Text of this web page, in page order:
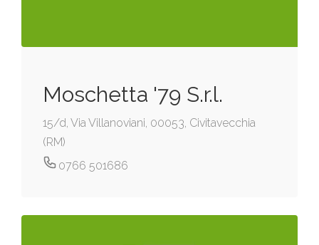
Moschetta '79 S.r.l.
15/d, Via Villanoviani, 00053, Civitavecchia
(RM)
0766 501686